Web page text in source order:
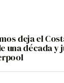
deja el
una década y